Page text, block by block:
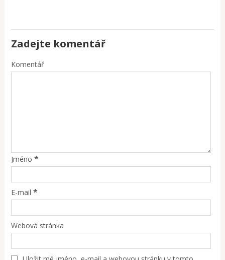
Zadejte komentář
Komentář
Jméno *
E-mail *
Webová stránka